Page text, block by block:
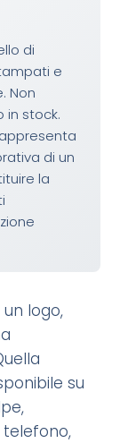
di
e
Non
in stock.
di un
la
logo,
su
telefono,